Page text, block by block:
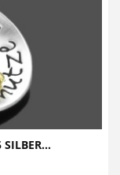
SILBER...